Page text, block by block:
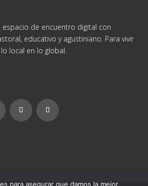
espacio de encuentro digital con
educativo y agustiniano. Para vivir
local en lo global.
para asegurar que damos la mejor